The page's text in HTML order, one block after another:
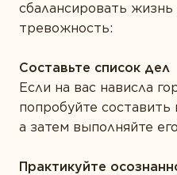
сбалансировать жизнь
тревожность:
Составьте список дел
Если на вас нависла
попробуйте
а затем выполняйте
Практикуйте